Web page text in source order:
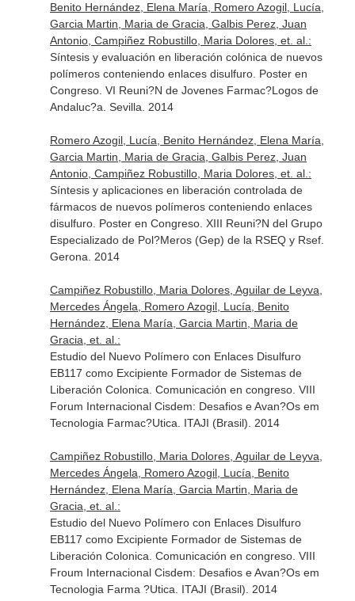
Benito Hernández, Elena María, Romero Azogil, Lucía,
Garcia Martin, Maria de Gracia, Galbis Perez, Juan
Antonio, Campiñez Robustillo, Maria Dolores, et. al.:
Síntesis y evaluación en liberación colónica de nuevos
polímeros conteniendo enlaces disulfuro. Poster en
Congreso. VI Reuni?N de Jovenes Farmac?Logos de
Andaluc?a. Sevilla. 2014
Romero Azogil, Lucía, Benito Hernández, Elena María,
Garcia Martin, Maria de Gracia, Galbis Perez, Juan
Antonio, Campiñez Robustillo, Maria Dolores, et. al.:
Síntesis y aplicaciones en liberación controlada de
fármacos de nuevos polímeros conteniendo enlaces
disulfuro. Poster en Congreso. XIII Reuni?N del Grupo
Especializado de Pol?Meros (Gep) de la RSEQ y Rsef.
Gerona. 2014
Campiñez Robustillo, Maria Dolores, Aguilar de Leyva,
Mercedes Ángela, Romero Azogil, Lucía, Benito
Hernández, Elena María, Garcia Martin, Maria de
Gracia, et. al.:
Estudio del Nuevo Polímero con Enlaces Disulfuro
EB117 como Excipiente Formador de Sistemas de
Liberación Colonica. Comunicación en congreso. VIII
Forum Internacional Cisdem: Desafios e Avan?Os em
Tecnologia Farmac?Utica. ITAJI (Brasil). 2014
Campiñez Robustillo, Maria Dolores, Aguilar de Leyva,
Mercedes Ángela, Romero Azogil, Lucía, Benito
Hernández, Elena María, Garcia Martin, Maria de
Gracia, et. al.:
Estudio del Nuevo Polímero con Enlaces Disulfuro
EB117 como Excipiente Formador de Sistemas de
Liberación Colonica. Comunicación en congreso. VIII
Froum Internacional Cisdem: Desafios e Avan?Os em
Tecnologia Farma ?Utica. ITAJI (Brasil). 2014